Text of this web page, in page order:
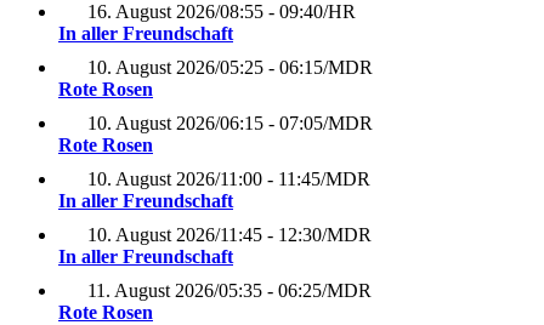
16. August 2026/08:55 - 09:40/HR
In aller Freundschaft
10. August 2026/05:25 - 06:15/MDR
Rote Rosen
10. August 2026/06:15 - 07:05/MDR
Rote Rosen
10. August 2026/11:00 - 11:45/MDR
In aller Freundschaft
10. August 2026/11:45 - 12:30/MDR
In aller Freundschaft
11. August 2026/05:35 - 06:25/MDR
Rote Rosen